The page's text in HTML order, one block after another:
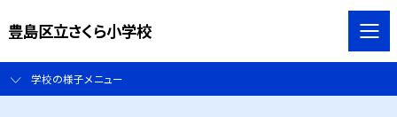
豊島区立さくら小学校
学校の様子メニュー